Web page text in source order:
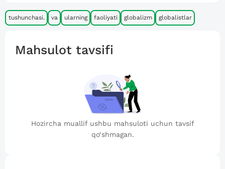
tushunchasi. va ularning faoliyati globalizm globalistlar
Mahsulot tavsifi
Hozircha muallif ushbu mahsuloti uchun tavsif
qo‘shmagan.